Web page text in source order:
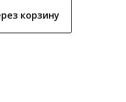
корзину